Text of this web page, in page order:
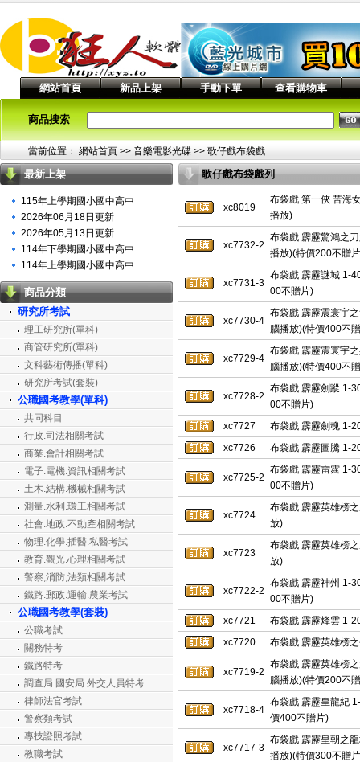
網站首頁 新品上架 手動下單 查看購物車
商品搜索
當前位置： 網站首頁 >> 音樂電影光碟 >> 歌仔戲布袋戲
最新上架
115年上學期國小國中高中
2026年06月18日更新
2026年05月13日更新
114年下學期國小國中高中
114年上學期國小國中高中
商品分類
研究所考試
理工研究所(單科)
商管研究所(單科)
文科藝術傳播(單科)
研究所考試(套裝)
公職國考教學(單科)
共同科目
行政.司法相關考試
商業.會計相關考試
電子.電機.資訊相關考試
土木.結構.機械相關考試
測量.水利.環工相關考試
社會.地政.不動產相關考試
物理.化學.插醫.私醫考試
教育.觀光.心理相關考試
警察,消防,法類相關考試
鐵路.郵政.運輸.農業考試
公職國考教學(套裝)
公職考試
關務特考
鐵路特考
調查局.國安局.外交人員特考
律師法官考試
警察類考試
專技證照考試
教職考試
歌仔戲布袋戲列
xc8019
布袋戲 第一俠 苦海
播放)
xc7732-2
布袋戲 霹靂驚鴻之
播放)(特價200不贈
xc7731-3
布袋戲 霹靂謎城 1-
00不贈片)
xc7730-4
布袋戲 霹靂震寰宇
腦播放)(特價400不
xc7729-4
布袋戲 霹靂震寰宇
腦播放)(特價400不
xc7728-2
布袋戲 霹靂劍蹤 1-
00不贈片)
xc7727
布袋戲 霹靂劍魂 1-
xc7726
布袋戲 霹靂圖騰 1-
xc7725-2
布袋戲 霹靂雷霆 1-
00不贈片)
xc7724
布袋戲 霹靂英雄榜
放)
xc7723
布袋戲 霹靂英雄榜
放)
xc7722-2
布袋戲 霹靂神州 1-
00不贈片)
xc7721
布袋戲 霹靂烽雲 1-
xc7720
布袋戲 霹靂英雄榜
xc7719-2
布袋戲 霹靂英雄榜
腦播放)(特價200不
xc7718-4
布袋戲 霹靂皇龍紀
價400不贈片)
xc7717-3
布袋戲 霹靂皇朝之
播放)(特價300不贈